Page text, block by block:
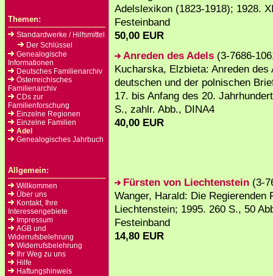
Themen:
Standardwerke / Hilfsmittel
Der Schlüssel
Genealogische
Informationen
Deutsches Familienarchiv
Österreichisches
Familienarchiv
CDs zur
Familienforschung
Einzelne Regionen
Einzelne Familien
Adel
Genealogisches Jahrbuch
Allgemein:
Willkommen
Über uns
Kontakt, Ihre
Interessengebiete
Impressum
AGB und
Widerrufsbelehrung
Widerrufsbelehrung
Ihr Weg zu uns
Hilfe
Haftungshinweis
Adelslexikon (1823-1918); 1928.
Festeinband
50,00 EUR
Anreden des Adels (3-7686-
Kucharska, Elzbieta: Anreden des
deutschen und der polnischen
17. bis Anfang des 20.
S., zahlr. Abb., DINA4
40,00 EUR
Fürsten von Liechtenstein (3-
Wanger, Harald: Die Regierenden
Liechtenstein; 1995. 260 S., 50
Festeinband
14,80 EUR